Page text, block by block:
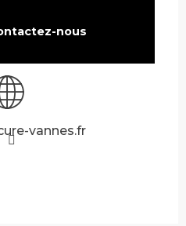
nous
vannes.fr